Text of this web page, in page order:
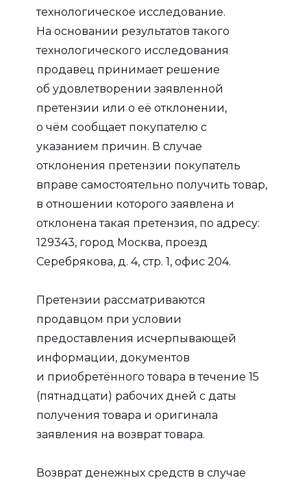
технологическое исследование.
На основании результатов такого
технологического исследования
продавец принимает решение
об удовлетворении заявленной
претензии или о её отклонении,
о чём сообщает покупателю с
указанием причин. В случае
отклонения претензии покупатель
вправе самостоятельно получить товар,
в отношении которого заявлена и
отклонена такая претензия, по адресу:
129343, город Москва, проезд
Серебрякова, д. 4, стр. 1, офис 204.
Претензии рассматриваются
продавцом при условии
предоставления исчерпывающей
информации, документов
и приобретённого товара в течение 15
(пятнадцати) рабочих дней с даты
получения товара и оригинала
заявления на возврат товара.
Возврат денежных средств в случае